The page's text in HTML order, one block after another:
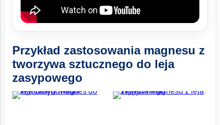
Przykład zastosowania magnesu z
tworzywa sztucznego do leja
zasypowego